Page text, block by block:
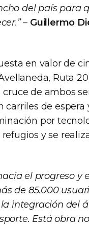
del país para
– Guillermo
en valor de
Ruta
de ambos
carriles de espera
por
y se
el progreso y
de 85.000
integración del
Está obra